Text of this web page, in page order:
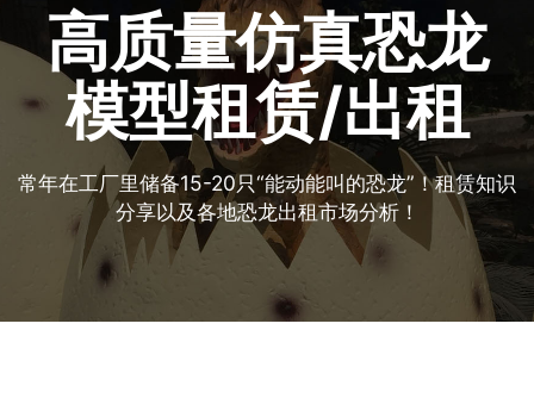
高质量仿真恐龙
模型租赁/出租
常年在工厂里储备15-20只“能动能叫的恐龙”！租赁知识
分享以及各地恐龙出租市场分析！